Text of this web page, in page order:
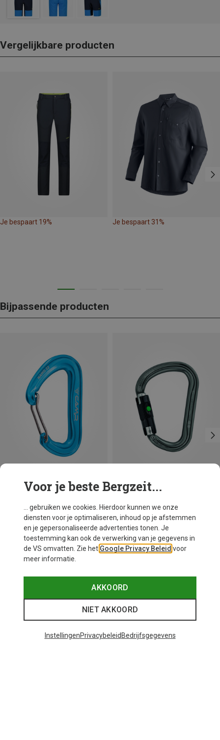
Vergelijkbare producten
Je bespaart 19% Je bespaart 31%
Bijpassende producten
Je bespaart 18%
Petzl
William Ball-Lock HMS Karabiner
€ 25,07
BALL-LOCK
Voor je beste Bergzeit...
... gebruiken we cookies. Hierdoor kunnen we onze
diensten voor je optimaliseren, inhoud op je afstemmen
en je gepersonaliseerde advertenties tonen. Je
toestemming kan ook de verwerking van je gegevens in
de VS omvatten. Zie het Google Privacy Beleid voor
meer informatie.
AKKOORD
NIET AKKOORD
InstellingenPrivacybeleid Bedrijfsgegevens